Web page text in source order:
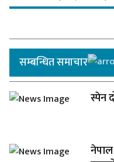
सम्बन्धित समाचार
स्पेन